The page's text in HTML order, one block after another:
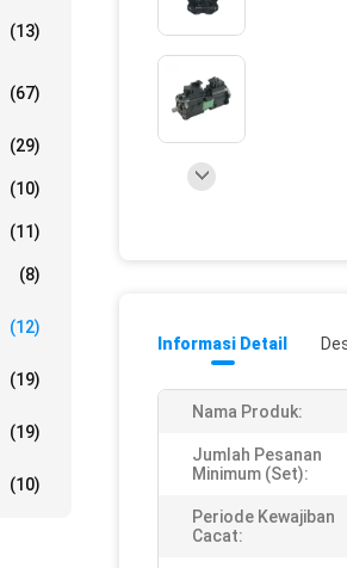
(13)
(67)
(29)
(10)
(11)
(8)
(12)
(19)
(19)
(10)
Informasi Detail
Nama Produk:
Jumlah Pesanan
Minimum (set):
Periode Kewajiban
Cacat: